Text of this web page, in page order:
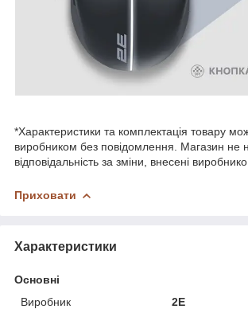
*Характеристики та комплектація товару
виробником без повідомлення. Магазин не
відповідальність за зміни, внесені
Приховати
Характеристики
Основні
Виробник
2E